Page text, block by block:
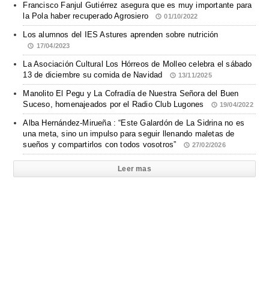
Francisco Fanjul Gutiérrez asegura que es muy importante para
la Pola haber recuperado Agrosiero
01/10/2022
Los alumnos del IES Astures aprenden sobre nutrición
17/04/2023
La Asociación Cultural Los Hórreos de Molleo celebra el sábado
13 de diciembre su comida de Navidad
13/11/2025
Manolito El Pegu y La Cofradía de Nuestra Señora del Buen
Suceso, homenajeados por el Radio Club Lugones
19/04/2022
Alba Hernández-Mirueña : “Este Galardón de La Sidrina no es
una meta, sino un impulso para seguir llenando maletas de
sueños y compartirlos con todos vosotros”
27/02/2026
Leer mas